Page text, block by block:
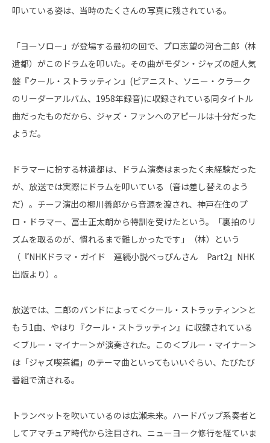
叩いている姿は、当時のたくさんの写真に残されている。
「ヨーソロー」が登場する最初の回で、プロ志望の河合二郎（林
遣都）がこのドラムを叩いた。その曲がモダン・ジャズの超人気
盤『クール・ストラッティン』(ピアニスト、ソニー・クラーク
のリーダーアルバム、1958年録音)に収録されている同タイトル
曲だったものだから、ジャズ・ファンへのアピールは十分だった
ようだ。
ドラマーに扮する林遣都は、ドラム演奏はまったく未経験だった
が、放送では実際にドラムを叩いている（音は差し替えのよう
だ）。チーフ演出の梛川善郎から音源を渡され、神戸在住のプ
ロ・ドラマー、冨士正太朗から特訓を受けたという。「裏拍のリ
ズムを取るのが、慣れるまで難しかったです」（林）という
（『NHKドラマ・ガイド 連続小説べっぴんさん Part2』NHK
出版より）。
放送では、二郎のバンドによって＜クール・ストラッティン＞と
もう1曲、やはり『クール・ストラッティン』に収録されている
＜ブルー・マイナー＞が演奏された。この＜ブルー・マイナー＞
は「ジャズ喫茶編」のテーマ曲といってもいいぐらい、たびたび
番組で流される。
トランペットを吹いているのは広瀬未来。ハードバップ系奏者と
してアマチュア時代から注目され、ニューヨーク修行を経ていま